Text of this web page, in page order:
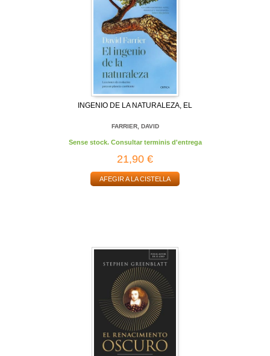
INGENIO DE LA NATURALEZA, EL
FARRIER, DAVID
Sense stock. Consultar terminis d'entrega
21,90 €
AFEGIR A LA CISTELLA